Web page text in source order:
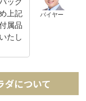
バイヤー
上記
属品
たし
ダについて